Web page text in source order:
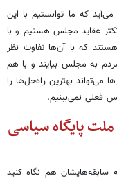
که ما توانستیم با این
عقاید مجلس هستیم و با
که با آن‌ها تفاوت نظر
مردم به مجلس بیایند و با هم
می‌تواند بهترین راه‌حل‌ها را
فعلی نمی‌بینیم.
پایگاه سیاسی
سابقه‌هایشان هم نگاه کنید